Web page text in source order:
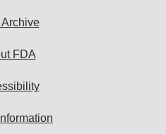
Archive
FDA